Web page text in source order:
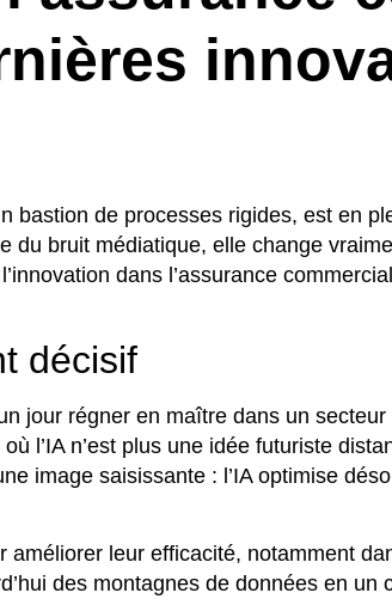
bastion de processes rigides, est en
du bruit médiatique, elle change
dans l’assurance
décisif
jour régner en maître dans un
l’IA n’est plus une idée futuriste
image saisissante : l’IA optimise
améliorer leur efficacité, notamment
des montagnes de données en